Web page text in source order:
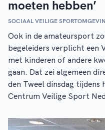
moeten hebben’
SOCIAAL VEILIGE
Ook in de amateursport
begeleiders verplicht een
met kinderen of andere
gaan. Dat zei algemeen
den Tweel dinsdag tijdens
Centrum Veilige Sport